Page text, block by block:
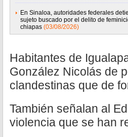
En Sinaloa, autoridades federales
sujeto buscado por el delito de
chiapas (03/08/2026)
Habitantes de
González Nicolás de
clandestinas que de
También señalan al
violencia que se han